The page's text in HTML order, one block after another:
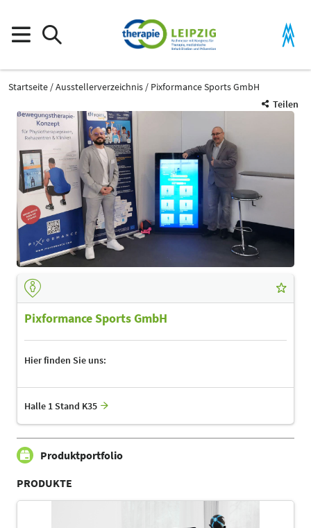
Startseite Ausstellerverzeichnis
Pixformance Sports GmbH
Teilen
Pixformance Sports GmbH
Hier finden Sie uns:
Halle 1 Stand K35
Produktportfolio
PRODUKTE